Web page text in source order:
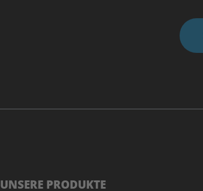
UNSERE PRODUKTE